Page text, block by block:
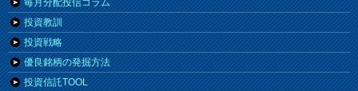
毎月分配投信コラム
投資教訓
投資戦略
優良銘柄の発掘方法
投資信託TOOL